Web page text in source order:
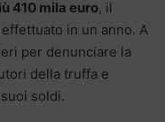
410 mila euro, il
in un anno. A
per denunciare la
della truffa e
soldi.